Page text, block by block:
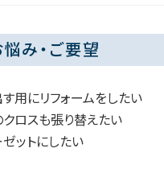
み・ご要望
用にリフォームをしたい
ロスも張り替えたい
ットにしたい